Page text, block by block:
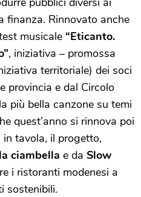
finanza. Rinnovato anche
musicale “Eticanto.
, iniziativa – promossa
territoriale) dei soci
provincia e dal Circolo
più bella canzone su temi
quest’anno si rinnova poi
in tavola, il progetto,
ciambella e da Slow
i ristoranti modenesi a
sostenibili.